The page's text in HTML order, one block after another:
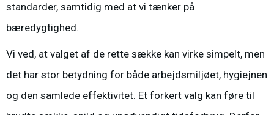
standarder, samtidig med at vi tænker på
bæredygtighed.
Vi ved, at valget af de rette sække kan virke simpelt, men
det har stor betydning for både arbejdsmiljøet, hygiejnen
og den samlede effektivitet. Et forkert valg kan føre til